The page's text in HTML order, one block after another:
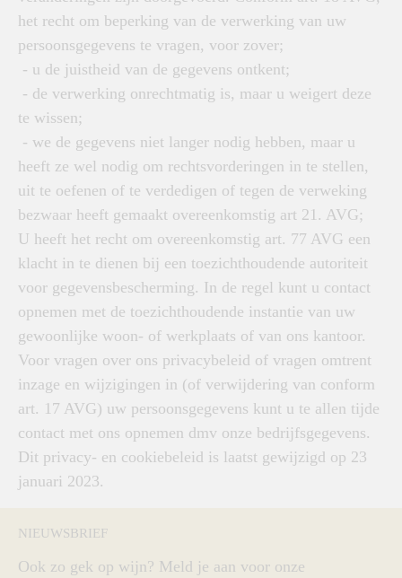
het recht om beperking van de verwerking van uw
persoonsgegevens te vragen, voor zover;
- u de juistheid van de gegevens ontkent;
- de verwerking onrechtmatig is, maar u weigert deze
te wissen;
- we de gegevens niet langer nodig hebben, maar u
heeft ze wel nodig om rechtsvorderingen in te stellen,
uit te oefenen of te verdedigen of tegen de verweking
bezwaar heeft gemaakt overeenkomstig art 21. AVG;
U heeft het recht om overeenkomstig art. 77 AVG een
klacht in te dienen bij een toezichthoudende autoriteit
voor gegevensbescherming. In de regel kunt u contact
opnemen met de toezichthoudende instantie van uw
gewoonlijke woon- of werkplaats of van ons kantoor.
Voor vragen over ons privacybeleid of vragen omtrent
inzage en wijzigingen in (of verwijdering van conform
art. 17 AVG) uw persoonsgegevens kunt u te allen tijde
contact met ons opnemen dmv onze bedrijfsgegevens.
Dit privacy- en cookiebeleid is laatst gewijzigd op 23
januari 2023.
NIEUWSBRIEF
Ook zo gek op wijn? Meld je aan voor onze